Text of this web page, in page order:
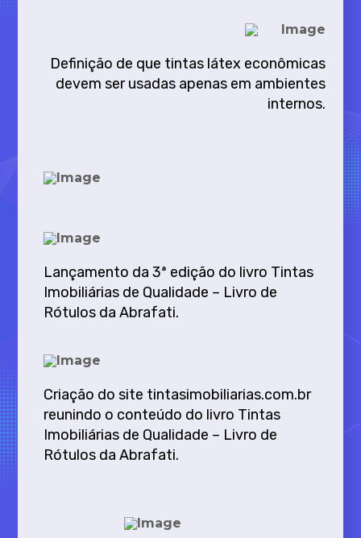
Definição de que tintas látex econômicas
devem ser usadas apenas em ambientes
internos.
Lançamento da 3ª edição do livro Tintas
Imobiliárias de Qualidade – Livro de
Rótulos da Abrafati.
Criação do site tintasimobiliarias.com.br
reunindo o conteúdo do livro Tintas
Imobiliárias de Qualidade – Livro de
Rótulos da Abrafati.